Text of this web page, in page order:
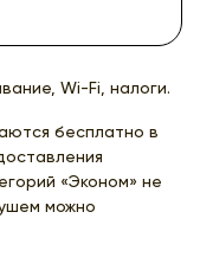
Wi-Fi, налоги.
бесплатно в
«Эконом» не
можно